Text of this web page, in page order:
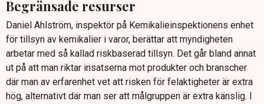
Begränsade resurser
Daniel Ahlström, inspektör på Kemikalieinspektionens enhet
för tillsyn av kemikalier i varor, berättar att myndigheten
arbetar med så kallad riskbaserad tillsyn. Det går bland annat
ut på att man riktar insatserna mot produkter och branscher
där man av erfarenhet vet att risken för felaktigheter är extra
hög, alternativt där man ser att målgruppen är extra känslig. I